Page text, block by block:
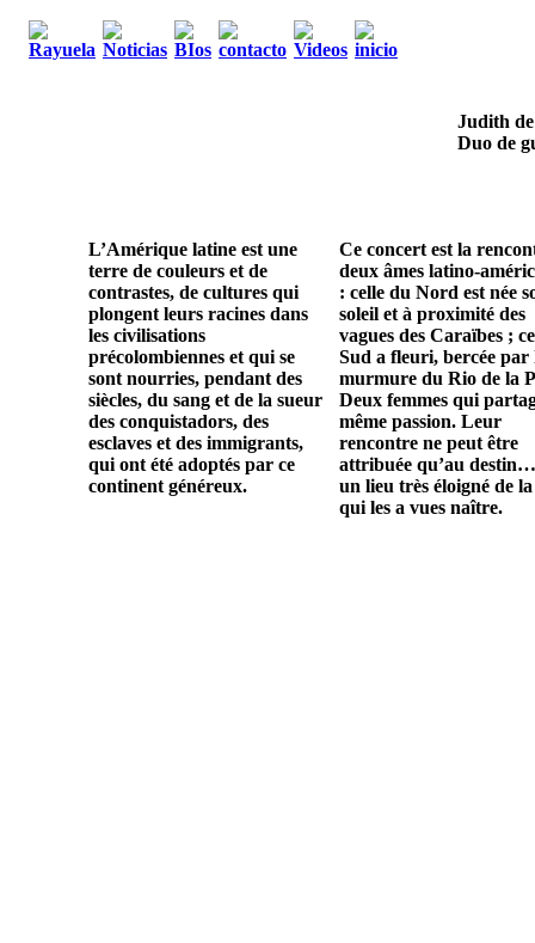
Judith
Duo de
L’Amérique latine est une
terre de couleurs et de
contrastes, de cultures qui
plongent leurs racines dans
les civilisations
précolombiennes et qui se
sont nourries, pendant des
siècles, du sang et de la sueur
des conquistadors, des
esclaves et des immigrants,
qui ont été adoptés par ce
continent généreux.
Ce concert est la
deux âmes latino-
: celle du Nord est née
soleil et à proximité des
vagues des Caraïbes ;
Sud a fleuri, bercée par
murmure du Rio de la
Deux femmes qui
même passion. Leur
rencontre ne peut être
attribuée qu’au
un lieu très éloigné de
qui les a vues naître.